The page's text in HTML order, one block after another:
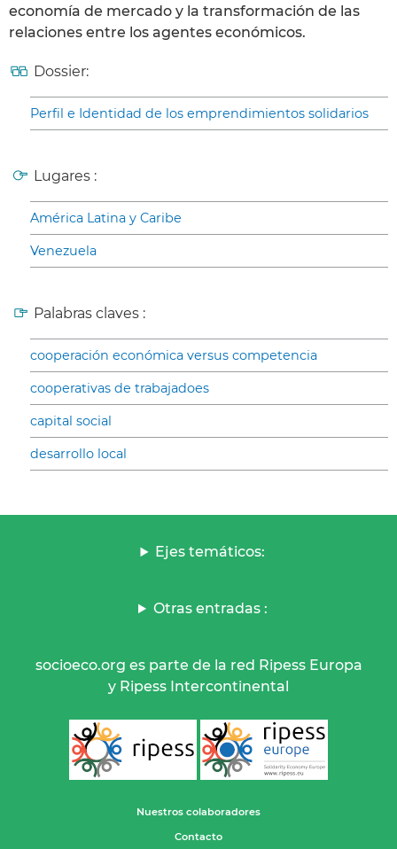
economía de mercado y la transformación de las
relaciones entre los agentes económicos.
Dossier:
Perfil e Identidad de los emprendimientos solidarios
Lugares :
América Latina y Caribe
Venezuela
Palabras claves :
cooperación económica versus competencia
cooperativas de trabajadoes
capital social
desarrollo local
Ejes temáticos:
Otras entradas :
socioeco.org es parte de la red Ripess Europa
y Ripess Intercontinental
Nuestros colaboradores
Contacto